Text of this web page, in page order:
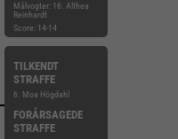
Målvogter: 16. Althea
Reinhardt
Score: 14-14
TILKENDT
STRAFFE
6. Moa Högdahl
FORÅRSAGEDE
STRAFFE